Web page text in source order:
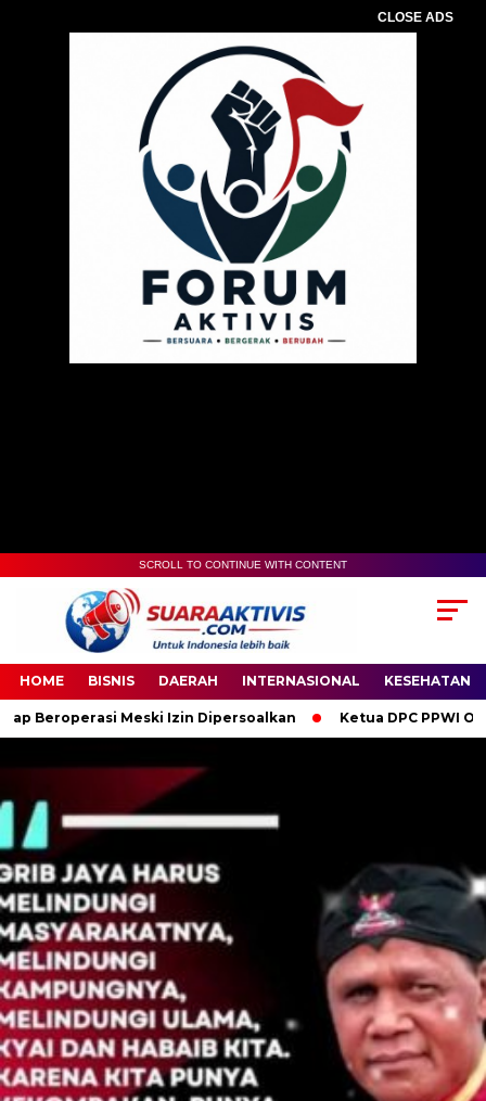
CLOSE ADS
00:00
SCROLL TO CONTINUE WITH CONTENT
HOME BISNIS DAERAH INTERNASIONAL KESEHATAN
Meski Izin Dipersoalkan Ketua DPC PPWI OKI Bersama